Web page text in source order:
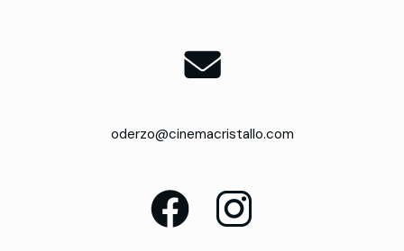
oderzo@cinemacristallo.com